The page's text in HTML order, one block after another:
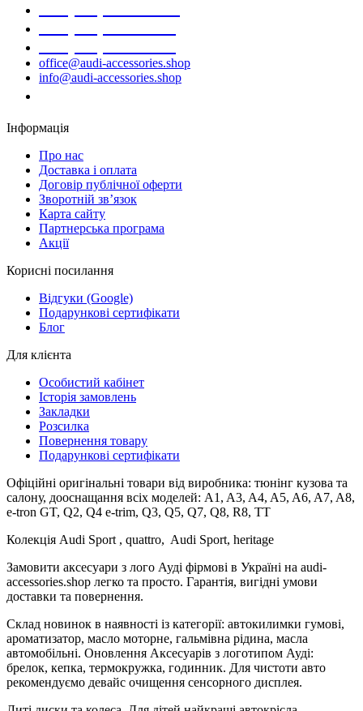
office@audi-accessories.shop
info@audi-accessories.shop
Інформація
Про нас
Доставка і оплата
Договір публічної оферти
Зворотній зв’язок
Карта сайту
Партнерська програма
Акції
Корисні посилання
Відгуки (Google)
Подарункові сертифікати
Блог
Для клієнта
Особистий кабінет
Історія замовлень
Закладки
Розсилка
Повернення товару
Подарункові сертифікати
Офіційні оригінальні товари від виробника: тюнінг кузова та
салону, дооснащання всіх моделей: A1, A3, A4, A5, A6, A7, A8,
e-tron GT, Q2, Q4 e-trim, Q3, Q5, Q7, Q8, R8, TT
Колекція Audi Sport , quattro, Audi Sport, heritage
Замовити аксесуари з лого Ауді фірмові в Україні на audi-
accessories.shop легко та просто. Гарантія, вигідні умови
доставки та повернення.
Склад новинок в наявності із категорії: автокилимки гумові,
ароматизатор, масло моторне, гальмівна рідина, масла
автомобільні. Оновлення Аксесуарів з логотипом Ауді:
брелок, кепка, термокружка, годинник. Для чистоти авто
рекомендуємо девайс очищення сенсорного дисплея.